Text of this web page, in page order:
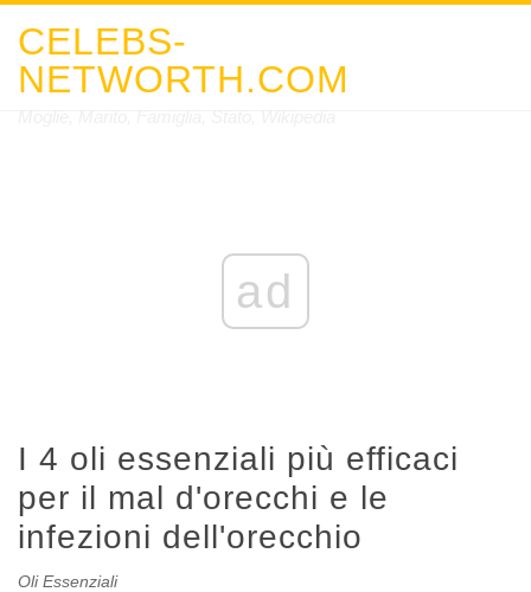
CELEBS-
NETWORTH.COM
ad
I 4 oli essenziali più efficaci
per il mal d'orecchi e le
infezioni dell'orecchio
Oli Essenziali